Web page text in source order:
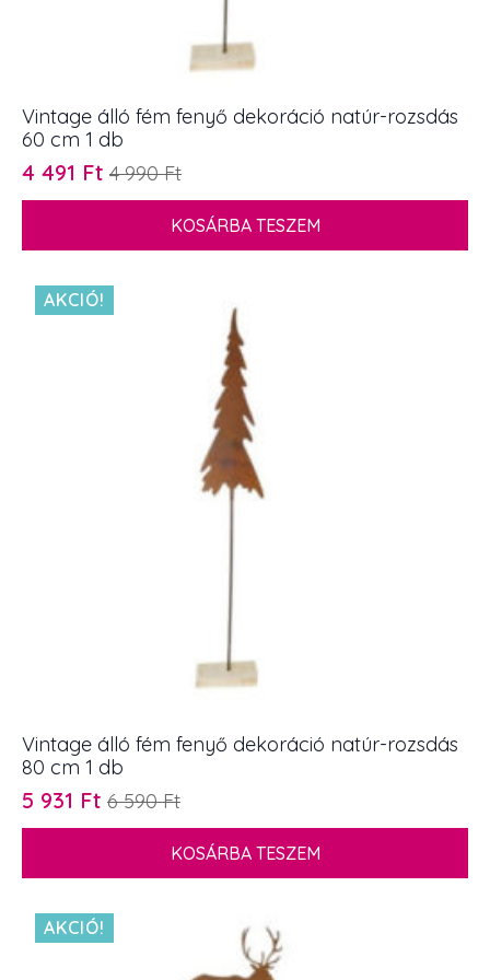
Vintage álló fém fenyő dekoráció natúr-rozsdás
60 cm 1 db
4 990Ft
Original
990 Ft.
4 491 Ft
Current
491 Ft.
KOSÁRBA TESZEM
AKCIÓ!
Vintage álló fém fenyő dekoráció natúr-rozsdás
80 cm 1 db
6 590Ft
Original
590 Ft.
5 931 Ft
Current
931 Ft.
KOSÁRBA TESZEM
AKCIÓ!